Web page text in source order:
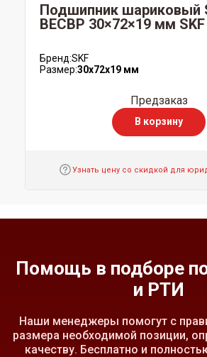
Подшипник шариковый
BECBP 30×72×19 мм SKF
Бренд:SKF
Размер:30x72x19 мм
Предзаказ
В корзину
Узнать цену со скидкой для
Помощь в подборе
и РТИ
Наши менеджеры помогут с
размера необходимой позиции,
качеству. Бесплатно и